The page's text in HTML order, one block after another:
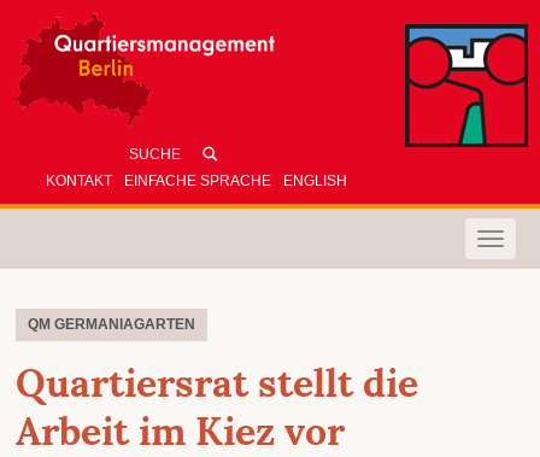
KONTAKT EINFACHE SPRACHE ENGLISH
Toggle
QM GERMANIAGARTEN
Quartiersrat stellt die
Arbeit im Kiez vor